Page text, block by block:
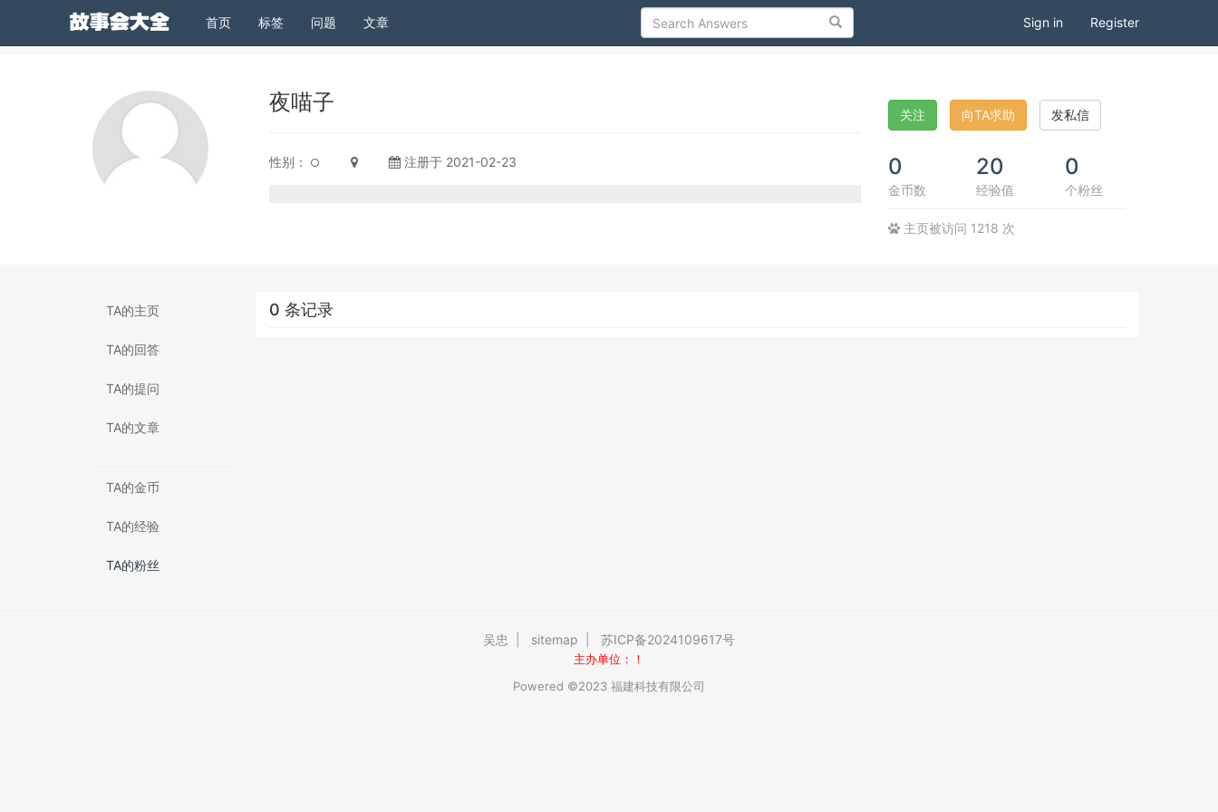
首页(current)
标签 问题 文章 Search Sign in Register
夜喵子
性别： 注册于 2021-02-23
关注 向TA求助 发私信
0
金币数
20
经验值
0
个粉丝
主页被访问 1218 次
TA的主页
TA的回答
TA的提问
TA的文章
TA的金币
TA的经验
TA的粉丝
0 条记录
吴忠 sitemap 苏ICP备2024109617号
主办单位：！
Powered ©2023 福建科技有限公司